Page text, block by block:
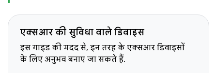
एक्सआर की सुविधा वाले डिवाइस
इस गाइड की मदद से, इन तरह के एक्सआर डिवाइसों
के लिए अनुभव बनाए जा सकते हैं.